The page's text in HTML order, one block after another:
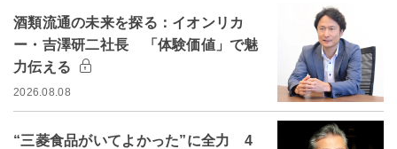
酒類流通の未来を探る：イオンリカ
ー・吉澤研二社長 「体験価値」で魅
力伝える
2026.08.08
“三菱食品がいてよかった”に全力 4